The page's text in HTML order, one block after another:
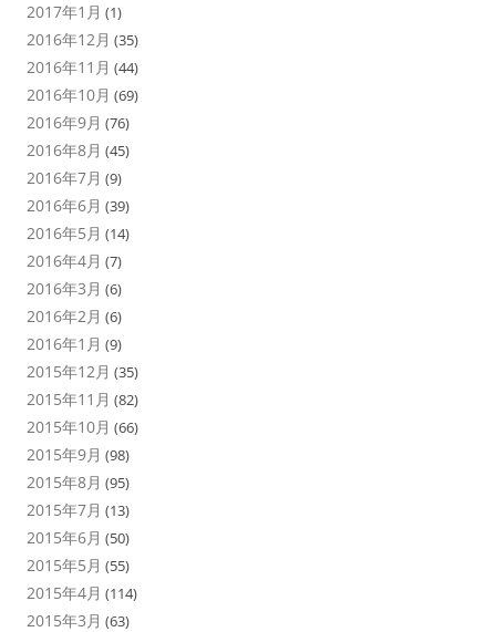
2017年1月 (1)
2016年12月 (35)
2016年11月 (44)
2016年10月 (69)
2016年9月 (76)
2016年8月 (45)
2016年7月 (9)
2016年6月 (39)
2016年5月 (14)
2016年4月 (7)
2016年3月 (6)
2016年2月 (6)
2016年1月 (9)
2015年12月 (35)
2015年11月 (82)
2015年10月 (66)
2015年9月 (98)
2015年8月 (95)
2015年7月 (13)
2015年6月 (50)
2015年5月 (55)
2015年4月 (114)
2015年3月 (63)